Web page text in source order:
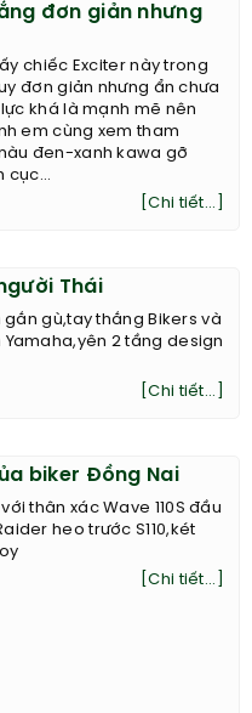
đơn giản nhưng
chiếc Exciter này trong
đơn giản nhưng ẩn chưa
khá là mạnh mẽ nên
em cùng xem tham
đen-xanh kawa gỡ
[Chi tiết...]
Thái
gắn gù,tay thắng Bikers và
2 tầng design
[Chi tiết...]
biker Đồng Nai
thân xác Wave 110S đầu
heo trước S110,két
[Chi tiết...]